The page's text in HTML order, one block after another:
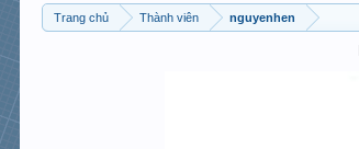
Trang chủ Thành viên nguyenhen